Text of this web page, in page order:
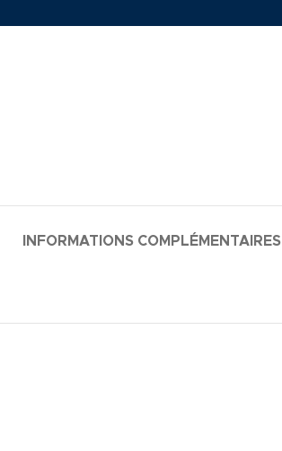
INFORMATIONS COMPLÉMENTAIRES